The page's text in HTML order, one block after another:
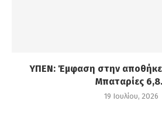
ΥΠΕΝ: Έμφαση στην
Μπαταρίες
19 Ιουλίου, 2026